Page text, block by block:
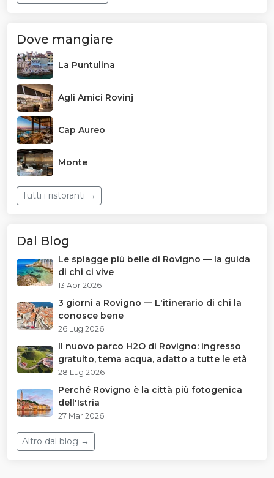
Dove mangiare
La Puntulina
Agli Amici Rovinj
Cap Aureo
Monte
Tutti i ristoranti →
Dal Blog
Le spiagge più belle di Rovigno — la guida
di chi ci vive
13 Apr 2026
3 giorni a Rovigno — L'itinerario di chi la
conosce bene
26 Lug 2026
Il nuovo parco H2O di Rovigno: ingresso
gratuito, tema acqua, adatto a tutte le età
28 Lug 2026
Perché Rovigno è la città più fotogenica
dell'Istria
27 Mar 2026
Altro dal blog →